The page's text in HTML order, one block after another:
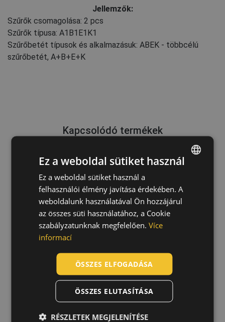
Jellemzők:
Szűrők csomagolása: 2 pcs
Szűrők típusa: A1B1E1K1
Szűrőbetét típusok és alkalmazásuk: ABEK - többcélú
szűrőbetét, A+B+E+K
Kapcsolódó termékek
félálarc
07020077
CZECH
HUNGARIAN
SLOVAK
GERMAN
Ez a weboldal sütiket használ
Ez a weboldal sütiket használ a
felhasználói élmény javítása érdekében. A
weboldalunk használatával Ön hozzájárul
az összes süti használatához, a Cookie
szabályzatunknak megfelelően. Více
informací
ÖSSZES ELFOGADÁSA
ÖSSZES ELUTASÍTÁSA
RÉSZLETEK MEGJELENÍTÉSE